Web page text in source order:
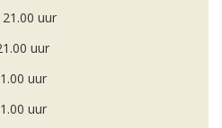
uur
uur
uur
uur